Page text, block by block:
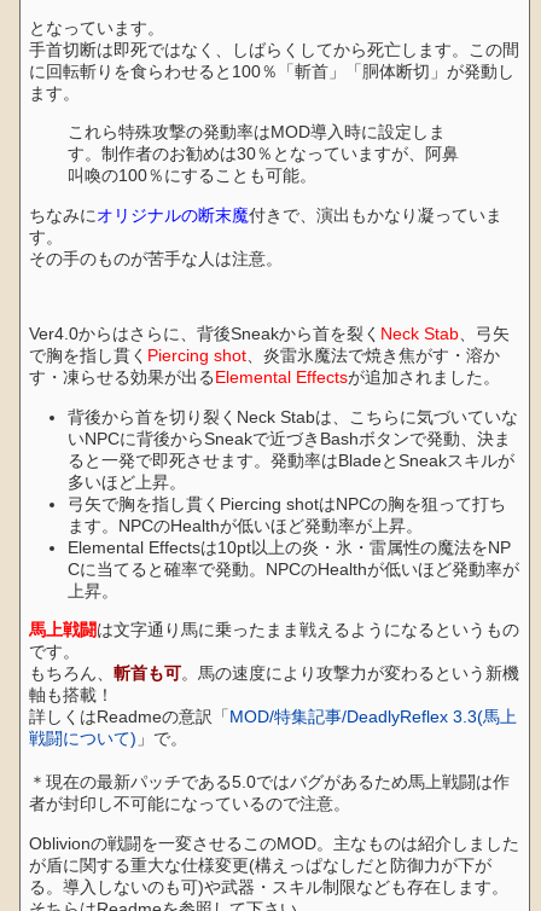
となっています。
手首切断は即死ではなく、しばらくしてから死亡します。この間
に回転斬りを食らわせると100％「斬首」「胴体断切」が発動し
ます。
これら特殊攻撃の発動率はMOD導入時に設定しま
す。制作者のお勧めは30％となっていますが、阿鼻
叫喚の100％にすることも可能。
ちなみにオリジナルの断末魔付きで、演出もかなり凝っていま
す。
その手のものが苦手な人は注意。
Ver4.0からはさらに、背後Sneakから首を裂く Neck Stab、弓矢
で胸を指し貫く Piercing shot、炎雷氷魔法で焼き焦がす・溶か
す・凍らせる効果が出るElemental Effectsが追加されました。
背後から首を切り裂くNeck Stabは、こちらに気づいていな
いNPCに背後からSneakで近づきBashボタンで発動、決ま
ると一発で即死させます。発動率はBladeとSneakスキルが
多いほど上昇。
弓矢で胸を指し貫くPiercing shotはNPCの胸を狙って打ち
ます。NPCのHealthが低いほど発動率が上昇。
Elemental Effectsは10pt以上の炎・氷・雷属性の魔法をNP
Cに当てると確率で発動。NPCのHealthが低いほど発動率が
上昇。
馬上戦闘は文字通り馬に乗ったまま戦えるようになるというもの
です。
もちろん、斬首も可。馬の速度により攻撃力が変わるという新機
軸も搭載！
詳しくはReadmeの意訳「MOD/特集記事/DeadlyReflex 3.3(馬上
戦闘について) 」で。
＊現在の最新パッチである5.0ではバグがあるため馬上戦闘は作
者が封印し不可能になっているので注意。
Oblivionの戦闘を一変させるこのMOD。主なものは紹介しました
が盾に関する重大な仕様変更(構えっぱなしだと防御力が下が
る。導入しないのも可)や武器・スキル制限なども存在します。